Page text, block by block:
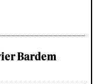
Bardem